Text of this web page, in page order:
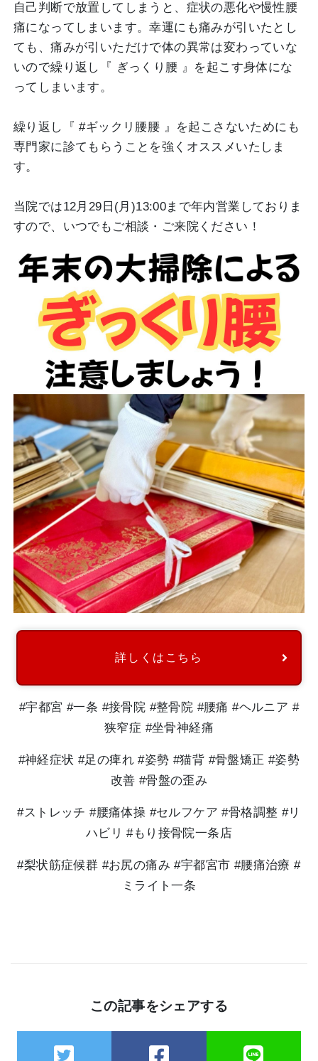
自己判断で放置してしまうと、症状の悪化や慢性腰
痛になってしまいます。幸運にも痛みが引いたとし
ても、痛みが引いただけで体の異常は変わっていな
いので繰り返し『 ぎっくり腰 』を起こす身体にな
ってしまいます。
繰り返し『 #ギックリ腰腰 』を起こさないためにも
専門家に診てもらうことを強くオススメいたしま
す。
当院では12月29日(月)13:00まで年内営業しておりま
すので、いつでもご相談・ご来院ください！
詳しくはこちら
#宇都宮 #一条 #接骨院 #整骨院 #腰痛 #ヘルニア #
狭窄症 #坐骨神経痛
#神経症状 #足の痺れ #姿勢 #猫背 #骨盤矯正 #姿勢
改善 #骨盤の歪み
#ストレッチ #腰痛体操 #セルフケア #骨格調整 #リ
ハビリ #もり接骨院一条店
#梨状筋症候群 #お尻の痛み #宇都宮市 #腰痛治療 #
ミライト一条
この記事をシェアする